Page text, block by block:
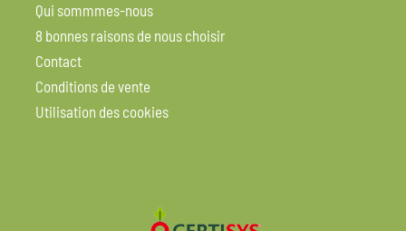
Qui sommmes-nous
8 bonnes raisons de nous choisir
Contact
Conditions de vente
Utilisation des cookies